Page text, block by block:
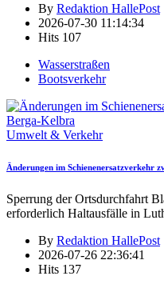
By Redaktion HallePost
2026-07-30 11:14:34
Hits 107
Wasserstraßen
Bootsverkehr
Umwelt & Verkehr
Änderungen im Schienenersatzverkehr
Sperrung der Ortsdurchfahrt
erforderlich Haltausfälle in
By Redaktion HallePost
2026-07-26 22:36:41
Hits 137